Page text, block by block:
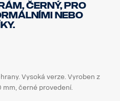
černý, pro
nebo
Vysoká verze. Vyroben z
černé provedení.